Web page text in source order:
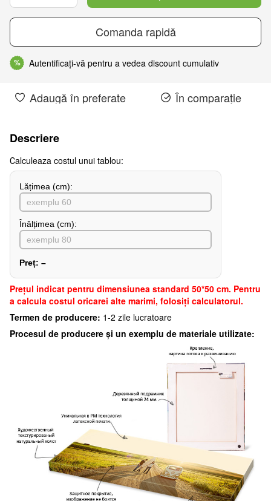
Comanda rapidă
% Autentificați-vă pentru a vedea discount cumulativ
Adaugă în preferate În comparație
Descriere
Сalculeaza costul unui tablou:
Lățimea (сm):
Înălțimea (cm):
Preț: –
Preţul indicat pentru dimensiunea standard 50*50 cm. Pentru
a calcula costul oricarei alte marimi, folosiți calculatorul.
Termen de producere: 1-2 zile lucratoare
Procesul de producere și un exemplu de materiale utilizate: